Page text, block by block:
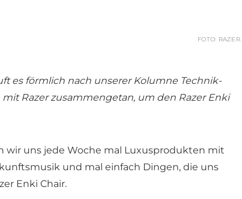
FOTO: RAZER.
es förmlich nach unserer Kolumne Technik-
Razer zusammengetan, um den Razer Enki
wir uns jede Woche mal Luxusprodukten mit
und mal einfach Dingen, die uns
Enki Chair.